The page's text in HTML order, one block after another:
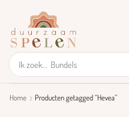
Ik zoek... Bundels
Home Producten getagged “Hevea”